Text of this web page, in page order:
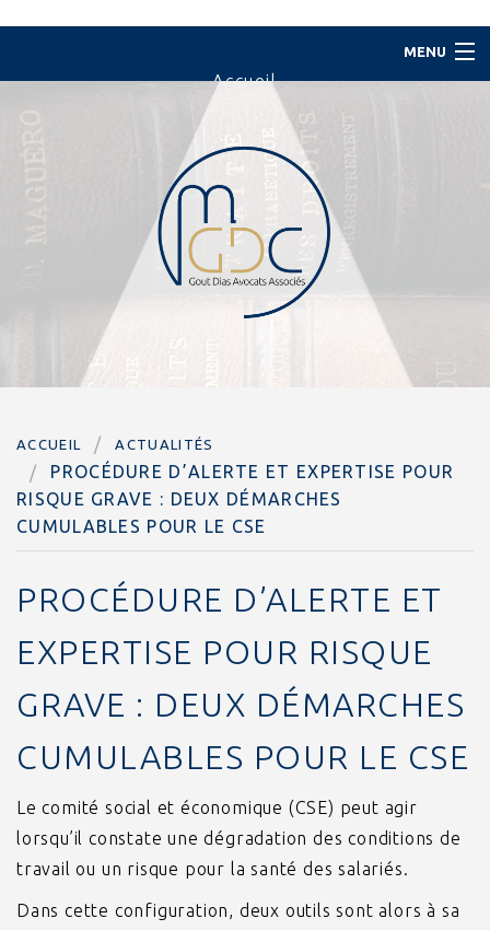
MENU
Accueil
Le Cabinet
L'équipe
Domaines d'intervention
Actualités
Contact
Paiement en ligne
ACCUEIL ACTUALITÉS
PROCÉDURE D’ALERTE ET EXPERTISE POUR
RISQUE GRAVE : DEUX DÉMARCHES
CUMULABLES POUR LE CSE
PROCÉDURE D’ALERTE ET
EXPERTISE POUR RISQUE
GRAVE : DEUX DÉMARCHES
CUMULABLES POUR LE CSE
Le comité social et économique (CSE) peut agir
lorsqu’il constate une dégradation des conditions de
travail ou un risque pour la santé des salariés.
Dans cette configuration, deux outils sont alors à sa